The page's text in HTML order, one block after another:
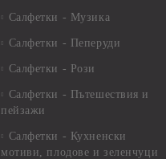
Салфетки - Музика
Салфетки - Пеперуди
Салфетки - Рози
Салфетки - Пътешествия и
пейзажи
Салфетки - Кухненски
мотиви, плодове и зеленчуци